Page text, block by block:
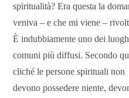
spiritualità? Era questa la
veniva – e che mi viene –
È indubbiamente uno dei
comuni più diffusi. Secondo
cliché le persone spirituali non
devono possedere niente,